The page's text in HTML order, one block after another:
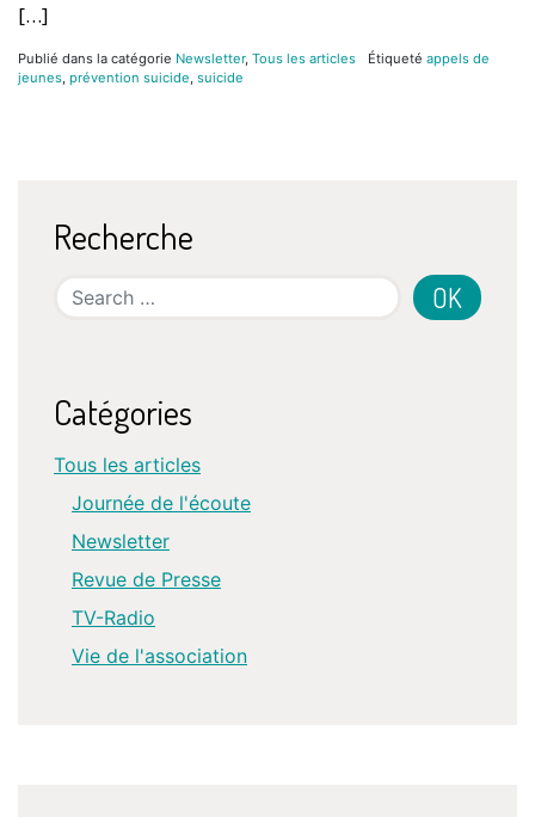
[…]
Publié dans la catégorie Newsletter, Tous les articles Étiqueté appels de
jeunes, prévention suicide, suicide
Recherche
Search
Catégories
Tous les articles
Journée de l'écoute
Newsletter
Revue de Presse
TV-Radio
Vie de l'association